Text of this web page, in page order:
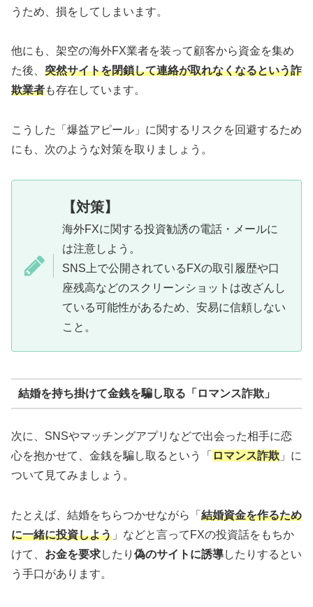
うため、損をしてしまいます。
他にも、架空の海外FX業者を装って顧客から資金を集め
た後、 突然サイトを閉鎖して連絡が取れなくなるという詐
欺業者も存在しています。
こうした「爆益アピール」に関するリスクを回避するため
にも、次のような対策を取りましょう。
【対策】
海外FXに関する投資勧誘の電話・メールに
は注意しよう。
SNS上で公開されているFXの取引履歴や口
座残高などのスクリーンショットは改ざんし
ている可能性があるため、安易に信頼しない
こと。
結婚を持ち掛けて金銭を騙し取る「ロマンス詐欺」
次に、SNSやマッチングアプリなどで出会った相手に恋
心を抱かせて、金銭を騙し取るという「 ロマンス詐欺 」に
ついて見てみましょう。
たとえば、結婚をちらつかせながら「 結婚資金を作るため
に一緒に投資しよう 」などと言ってFXの投資話をもちか
けて、 お金を要求したり 偽のサイトに誘導したりするとい
う手口があります。